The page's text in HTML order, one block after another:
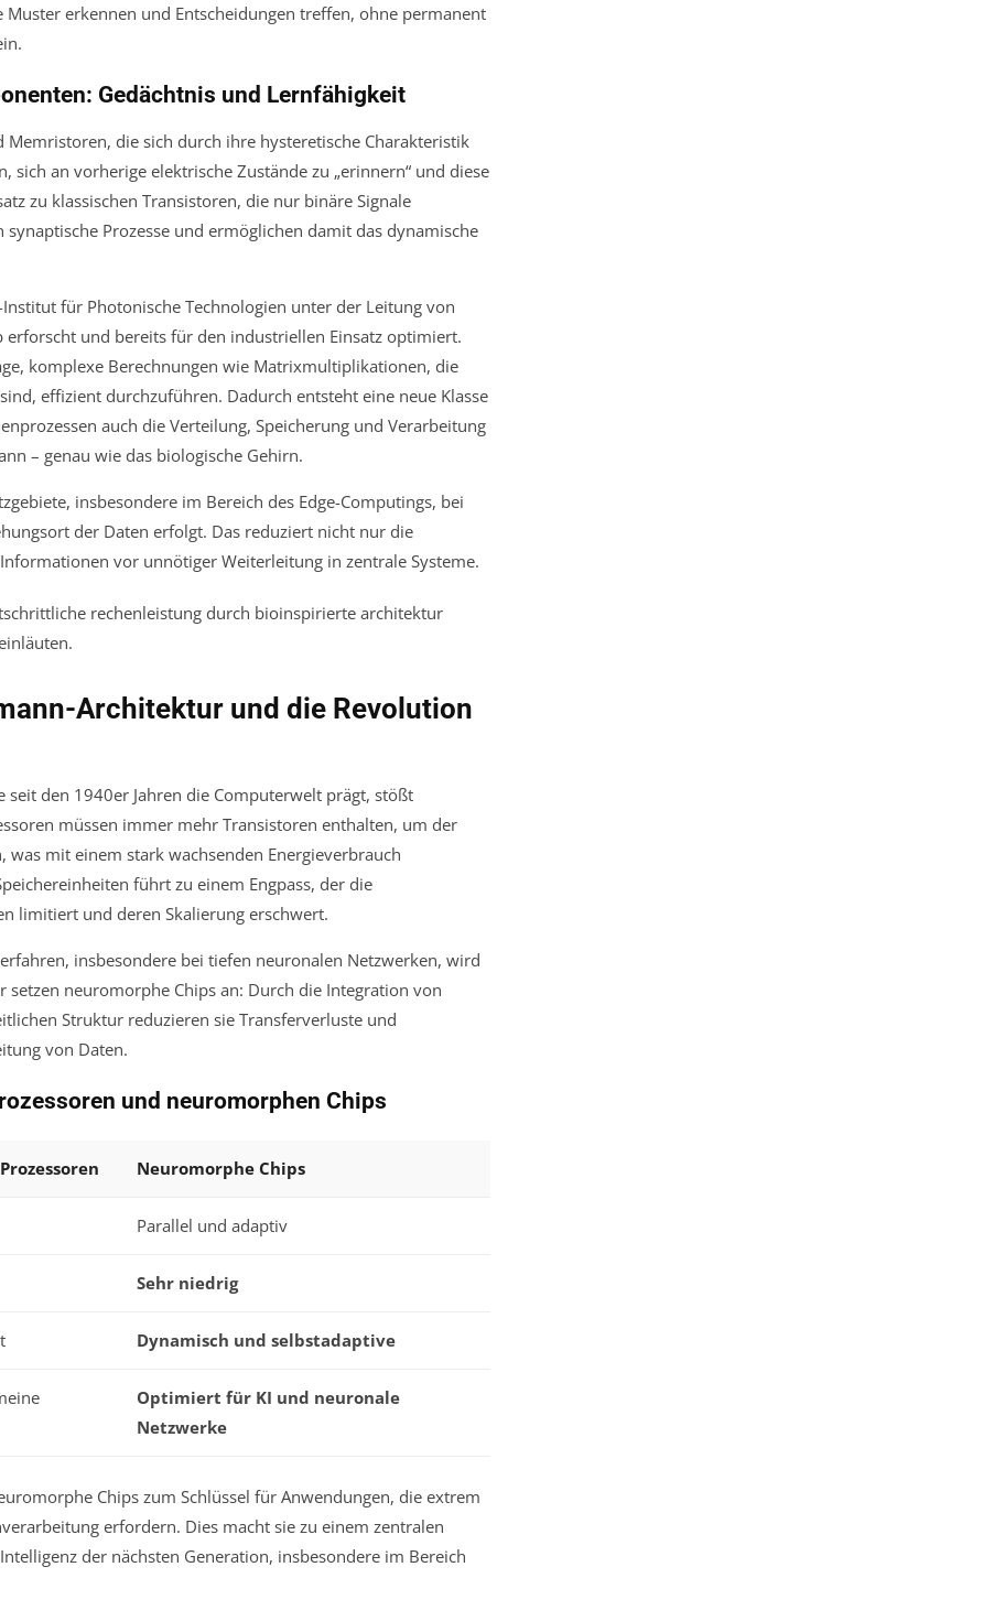
erkennen und Entscheidungen treffen, ohne permanent
Gedächtnis und Lernfähigkeit
die sich durch ihre hysteretische Charakteristik
sich an vorherige elektrische Zustände zu „erinnern“ und diese
zu klassischen Transistoren, die nur binäre Signale
Prozesse und ermöglichen damit das dynamische
für Photonische Technologien unter der Leitung von
und bereits für den industriellen Einsatz optimiert.
komplexe Berechnungen wie Matrixmultiplikationen, die
effizient durchzuführen. Dadurch entsteht eine neue Klasse
auch die Verteilung, Speicherung und Verarbeitung
– genau wie das biologische Gehirn.
insbesondere im Bereich des Edge-Computings, bei
der Daten erfolgt. Das reduziert nicht nur die
vor unnötiger Weiterleitung in zentrale Systeme.
Architektur und die Revolution
seit den 1940er Jahren die Computerwelt prägt, stößt
müssen immer mehr Transistoren enthalten, um der
mit einem stark wachsenden Energieverbrauch
führt zu einem Engpass, der die
limitiert und deren Skalierung erschwert.
insbesondere bei tiefen neuronalen Netzwerken, wird
neuromorphe Chips an: Durch die Integration von
Struktur reduzieren sie Transferverluste und
von Daten.
und neuromorphen Chips
Neuromorphe Chips
Parallel und adaptiv
Sehr niedrig
Dynamisch und selbstadaptive
Optimiert für KI und neuronale
Netzwerke
Chips zum Schlüssel für Anwendungen, die extrem
erfordern. Dies macht sie zu einem zentralen
der nächsten Generation, insbesondere im Bereich